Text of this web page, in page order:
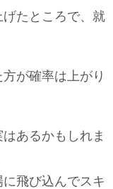
たところで、就
が確率は上がり
あるかもしれま
飛び込んでスキ